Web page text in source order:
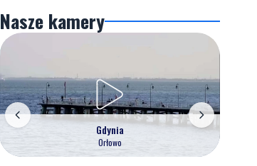
Nasze kamery
Gdynia
Orłowo